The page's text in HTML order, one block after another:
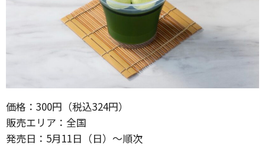
価格：300円（税込324円）
販売エリア：全国
発売日：5月11日（日）〜順次